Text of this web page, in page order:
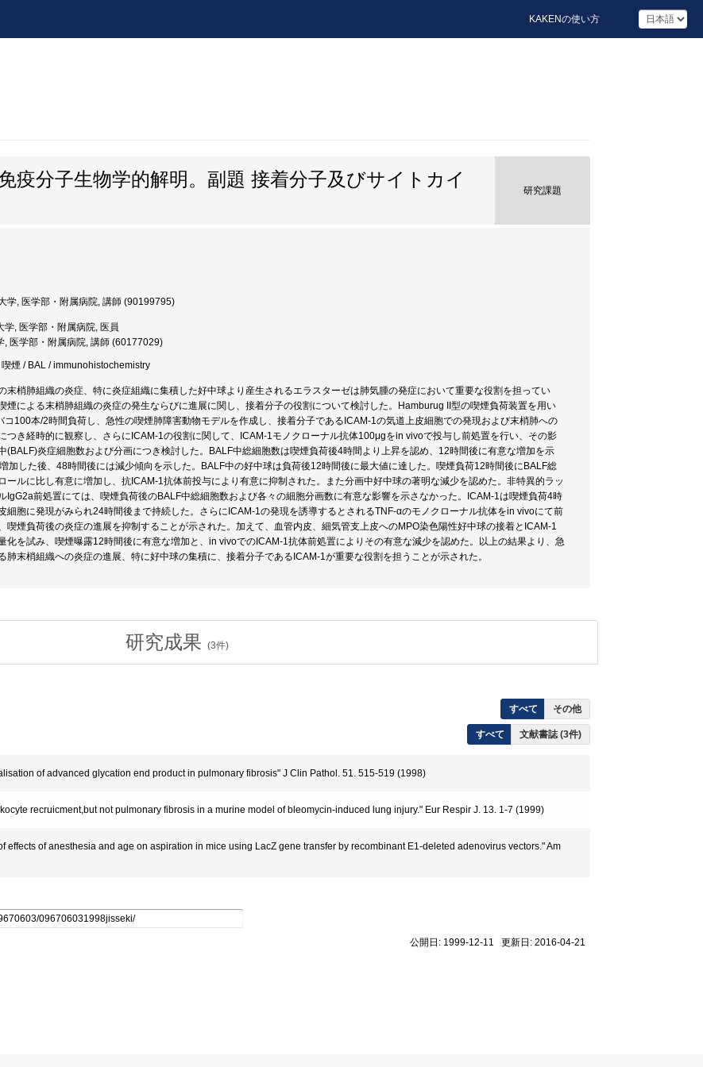
KAKENの使い方
疫分子生物学的解明。副題 接着分子及びサイトカイ
研究課題
学, 医学部・附属病院, 講師 (90199795)
学, 医学部・附属病院, 医員
, 医学部・附属病院, 講師 (60177029)
喫煙 / BAL / immunohistochemistry
末梢肺組織の炎症、特に炎症組織に集積した好中球より産生されるエラスターゼは肺気腫の発症において重要な役割を担ってい
煙による末梢肺組織の炎症の発生ならびに進展に関し、接着分子の役割について検討した。Hamburug II型の喫煙負荷装置を用い
コ100本/2時間負荷し、急性の喫煙肺障害動物モデルを作成し、接着分子であるICAM-1の気道上皮細胞での発現および末梢肺への
つき経時的に観察し、さらにICAM-1の役割に関して、ICAM-1モノクローナル抗体100μgをin vivoで投与し前処置を行い、その影
(BALF)炎症細胞数および分画につき検討した。BALF中総細胞数は喫煙負荷後4時間より上昇を認め、12時間後に有意な増加を示
加した後、48時間後には減少傾向を示した。BALF中の好中球は負荷後12時間後に最大値に達した。喫煙負荷12時間後にBALF総
ールに比し有意に増加し、抗ICAM-1抗体前投与により有意に抑制された。また分画中好中球の著明な減少を認めた。非特異的ラッ
IgG2a前処置にては、喫煙負荷後のBALF中総細胞数および各々の細胞分画数に有意な影響を示さなかった。ICAM-1は喫煙負荷4時
細胞に発現がみられ24時間後まで持続した。さらにICAM-1の発現を誘導するとされるTNF-αのモノクローナル抗体をin vivoにて前
喫煙負荷後の炎症の進展を抑制することが示された。加えて、血管内皮、細気管支上皮へのMPO染色陽性好中球の接着とICAM-1
化を試み、喫煙曝露12時間後に有意な増加と、in vivoでのICAM-1抗体前処置によりその有意な減少を認めた。以上の結果より、急
肺末梢組織への炎症の進展、特に好中球の集積に、接着分子であるICAM-1が重要な役割を担うことが示された。
研究成果 (3件)
すべて その他
すべて 文献書誌 (3件)
of advanced glycation end product in pulmonary fibrosis" J Clin Pathol. 51. 515-519 (1998)
recruicment,but not pulmonary fibrosis in a murine model of bleomycin-induced lung injury." Eur Respir J. 13. 1-7 (1999)
effects of anesthesia and age on aspiration in mice using LacZ gene transfer by recombinant E1-deleted adenovirus vectors." Am
公開日: 1999-12-11 更新日: 2016-04-21